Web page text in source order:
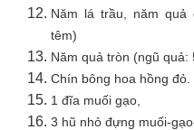
Năm lá trầu, năm quả
têm)
Năm quả tròn (ngũ quả:
Chín bông hoa hồng đỏ.
1 đĩa muối gạo,
3 hũ nhỏ đựng muối-